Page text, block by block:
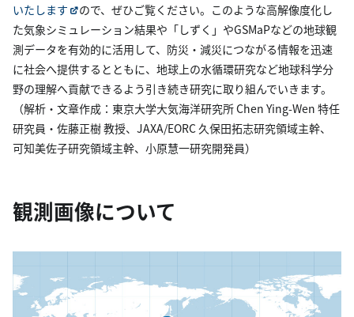
いたします
ので、ぜひご覧ください。このような高解像度化し
た気象シミュレーション結果や「しずく」やGSMaPなどの地球観
測データを有効的に活用して、防災・減災につながる情報を迅速
に社会へ提供するとともに、地球上の水循環研究など地球科学分
野の理解へ貢献できるよう引き続き研究に取り組んでいきます。
（解析・文章作成：東京大学大気海洋研究所 Chen Ying-Wen 特任
研究員・佐藤正樹 教授、JAXA/EORC 久保田拓志研究領域主幹、
可知美佐子研究領域主幹、小原慧一研究開発員）
観測画像について